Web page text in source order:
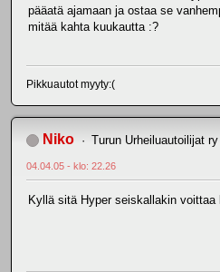
pääatä ajamaan ja ostaa se
mitää kahta kuukautta :?
Pikkuautot myyty:(
Niko Turun Urheiluautoilijat ry
04.04.05 - klo: 22.26
Kyllä sitä Hyper seiskallakin voittaa